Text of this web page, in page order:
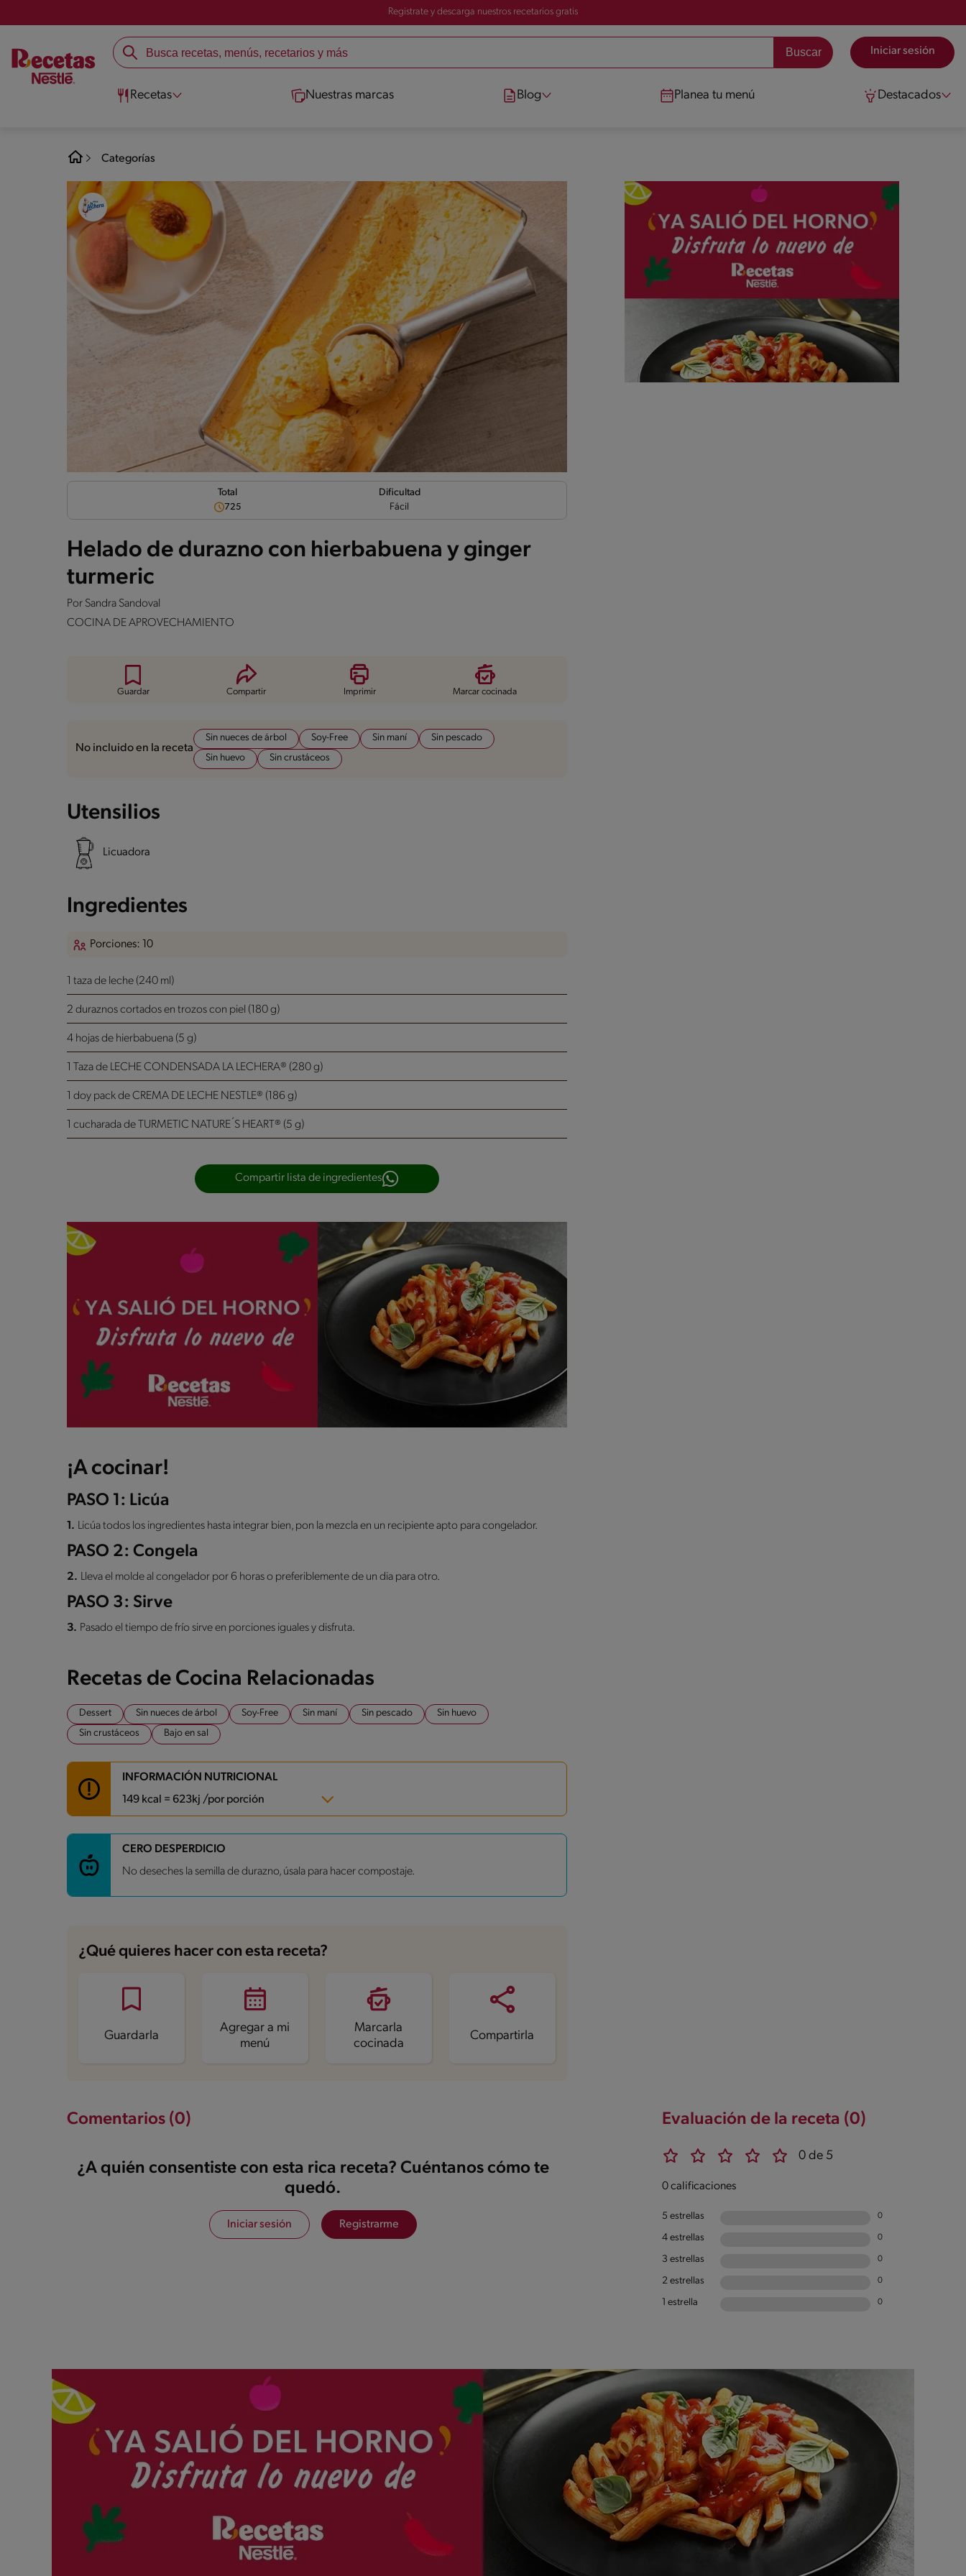
Registrate y descarga nuestros recetarios gratis
Iniciar sesión
Recetas Nuestras marcas Blog Planea tu menú Destacados
Categorías
Total
725
Dificultad
Fácil
Helado de durazno con hierbabuena y ginger
turmeric
Por Sandra Sandoval
COCINA DE APROVECHAMIENTO
Guardar Compartir Imprimir Marcar cocinada
No incluido en la receta
Sin nueces de árbol Soy-Free Sin maní
Sin pescado
Sin huevo
Sin crustáceos
Utensilios
Licuadora
Ingredientes
Porciones: 10
1 taza de leche (240 ml)
2 duraznos cortados en trozos con piel (180 g)
4 hojas de hierbabuena (5 g)
1 Taza de LECHE CONDENSADA LA LECHERA® (280 g)
1 doy pack de CREMA DE LECHE NESTLE® (186 g)
1 cucharada de TURMETIC NATURE´S HEART® (5 g)
Compartir lista de ingredientes
¡A cocinar!
PASO 1: Licúa
1. Licúa todos los ingredientes hasta integrar bien, pon la mezcla en un recipiente apto para congelador.
PASO 2: Congela
2. Lleva el molde al congelador por 6 horas o preferiblemente de un dia para otro.
PASO 3: Sirve
3. Pasado el tiempo de frío sirve en porciones iguales y disfruta.
Recetas de Cocina Relacionadas
Dessert Sin nueces de árbol Soy-Free Sin maní Sin pescado
Sin huevo
Sin crustáceos
Bajo en sal
INFORMACIÓN NUTRICIONAL
149 kcal = 623kj /por porción
Carbohidratos 19.4 g
Grasas 6.4 g
Azúcares
17.4 g
CERO DESPERDICIO
No deseches la semilla de durazno, úsala para hacer compostaje.
¿Qué quieres hacer con esta receta?
Guardarla
Agregar a mi
menú
Marcarla
cocinada
Compartirla
Evaluación de la receta (0)
0 de 5
0 calificaciones
5 estrellas 0
4 estrellas 0
3 estrellas 0
2 estrellas 0
1 estrella 0
Comentarios (0)
¿A quién consentiste con esta rica receta? Cuéntanos cómo te
quedó.
Iniciar sesión Registrarme